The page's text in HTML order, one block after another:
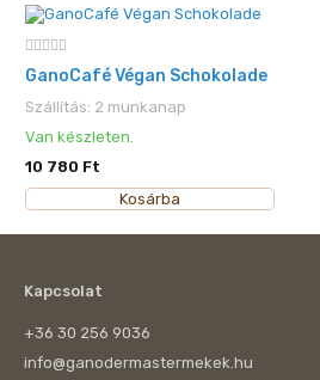
GanoCafé Végan Schokolade
Szállítás: 2 munkanap
Van készleten.
10 780 Ft
Kosárba
Kapcsolat
+36 30 256 9036
info@ganodermastermekek.hu